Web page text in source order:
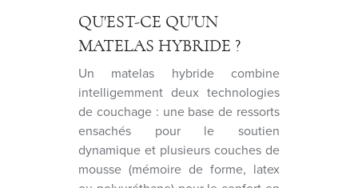
QU'EST-CE QU'UN
MATELAS HYBRIDE ?
Un matelas hybride combine
intelligemment deux technologies
de couchage : une base de ressorts
ensachés pour le soutien
dynamique et plusieurs couches de
mousse (mémoire de forme, latex